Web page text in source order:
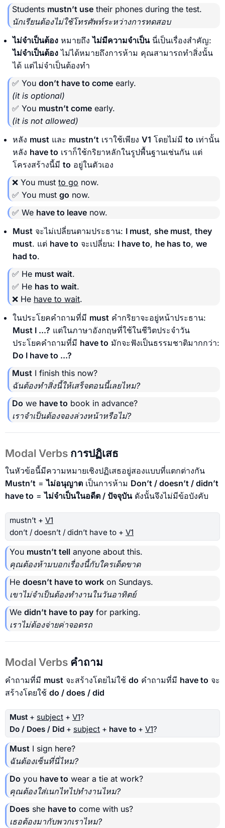
Students mustn’t use their phones during the test.
นักเรียนต้องไม่ใช้โทรศัพท์ระหว่างการทดสอบ
ไม่จำเป็นต้อง หมายถึงไม่มีความจำเป็นนี่เป็นเรื่องสำคัญ:
ไม่จำเป็นต้อง ไม่ได้หมายถึงการห้าม คุณสามารถทำสิ่งนั้น
ได้ แต่ไม่จำเป็นต้องทำ
✅ You don’t have to come early.
(it is optional)
✅ You mustn’t come early.
(it is not allowed)
หลัง must และ mustn’t เราใช้เพียง V1 โดยไม่มี to เท่านั้น
หลัง have to เราก็ใช้กริยาหลักในรูปพื้นฐานเช่นกัน แต่
โครงสร้างนี้มี to อยู่ในตัวเอง
❌ You must to go now.
✅ You must go now.
✅ We have to leave now.
Must จะไม่เปลี่ยนตามประธาน: I must, she must, they
must. แต่ have to จะเปลี่ยน: I have to, he has to, we
had to.
✅ He must wait.
✅ He has to wait.
❌ He have to wait.
ในประโยคคำถามที่มี must คำกริยาจะอยู่หน้าประธาน:
Must I ...? แต่ในภาษาอังกฤษที่ใช้ในชีวิตประจำวัน
ประโยคคำถามที่มี have to มักจะฟังเป็นธรรมชาติมากกว่า:
Do I have to ...?
Must I finish this now?
ฉันต้องทำสิ่งนี้ให้เสร็จตอนนี้เลยไหม?
Do we have to book in advance?
เราจำเป็นต้องจองล่วงหน้าหรือไม่?
Modal Verbs การปฏิเสธ
ในหัวข้อนี้มีความหมายเชิงปฏิเสธอยู่สองแบบที่แตกต่างกัน
Mustn’t =ไม่อนุญาต เป็นการห้าม Don’t / doesn’t / didn’t
have to =ไม่จำเป็นในอดีต / ปัจจุบันดังนั้นจึงไม่มีข้อบังคับ
mustn’t + V1
don’t / doesn’t / didn’t have to + V1
You mustn’t tell anyone about this.
คุณต้องห้ามบอกเรื่องนี้กับใครเด็ดขาด
He doesn’t have to work on Sundays.
เขาไม่จำเป็นต้องทำงานในวันอาทิตย์
We didn’t have to pay for parking.
เราไม่ต้องจ่ายค่าจอดรถ
Modal Verbs คำถาม
คำถามที่มี must จะสร้างโดยไม่ใช้ do คำถามที่มี have to จะ
สร้างโดยใช้ do / does / did
Must + subject + V1?
Do / Does / Did + subject + have to + V1?
Must I sign here?
ฉันต้องเซ็นที่นี่ไหม?
Do you have to wear a tie at work?
คุณต้องใส่เนกไทไปทำงานไหม?
Does she have to come with us?
เธอต้องมากับพวกเราไหม?